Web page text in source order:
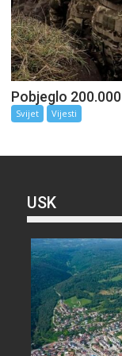
Pobjeglo
Svijet Vijesti
USK